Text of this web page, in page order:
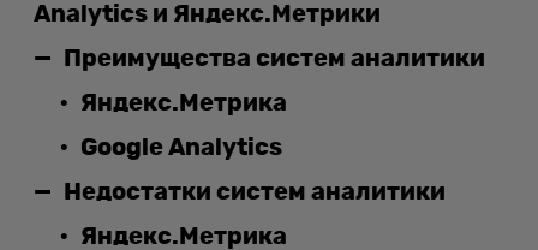
Analytics и Яндекс.Метрики
Преимущества систем аналитики
Яндекс.Метрика
Google Analytics
Недостатки систем аналитики
Яндекс.Метрика